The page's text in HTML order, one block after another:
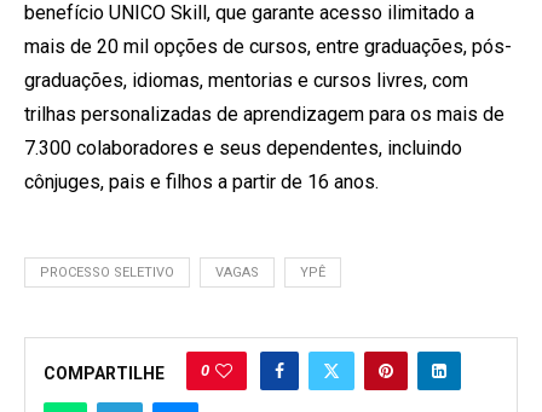
benefício UNICO Skill, que garante acesso ilimitado a
mais de 20 mil opções de cursos, entre graduações, pós-
graduações, idiomas, mentorias e cursos livres, com
trilhas personalizadas de aprendizagem para os mais de
7.300 colaboradores e seus dependentes, incluindo
cônjuges, pais e filhos a partir de 16 anos.
PROCESSO SELETIVO VAGAS YPÊ
COMPARTILHE 0